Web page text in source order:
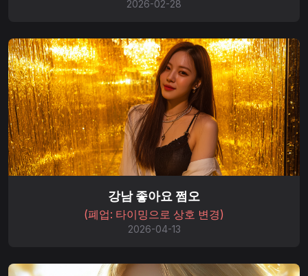
2026-02-28
강남 좋아요 쩜오
(폐업: 타이밍으로 상호 변경)
2026-04-13